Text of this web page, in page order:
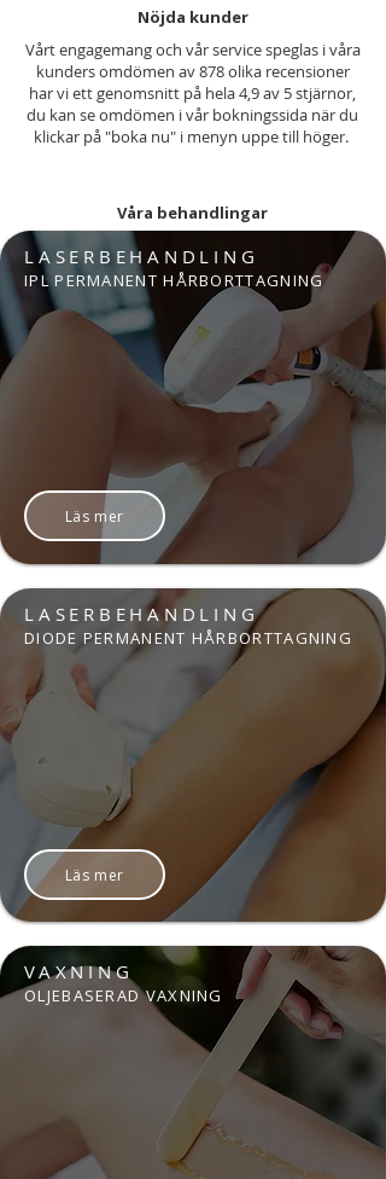
Nöjda kunder
Vårt engagemang och vår service speglas i våra
kunders omdömen av 878 olika recensioner
har vi ett genomsnitt på hela 4,9 av 5 stjärnor,
du kan se omdömen i vår bokningssida när du
klickar på "boka nu" i menyn uppe till höger.
Våra behandlingar
LASERBEHANDLING
IPL PERMANENT HÅRBORTTAGNING
Läs mer
LASERBEHANDLING
DIODE PERMANENT HÅRBORTTAGNING
Läs mer
VAXNING
OLJEBASERAD VAXNING